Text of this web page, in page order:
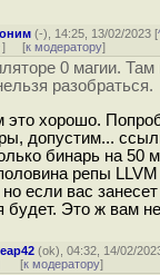
(-), 14:25, 13/02/2023 [
] [к модератору]
0 магии. Там
разобраться.
это хорошо.
допустим...
бинарь на 50
репы
если вас
будет. Это ж вам
(ok), 04:32, 14/02/
[к модератору]